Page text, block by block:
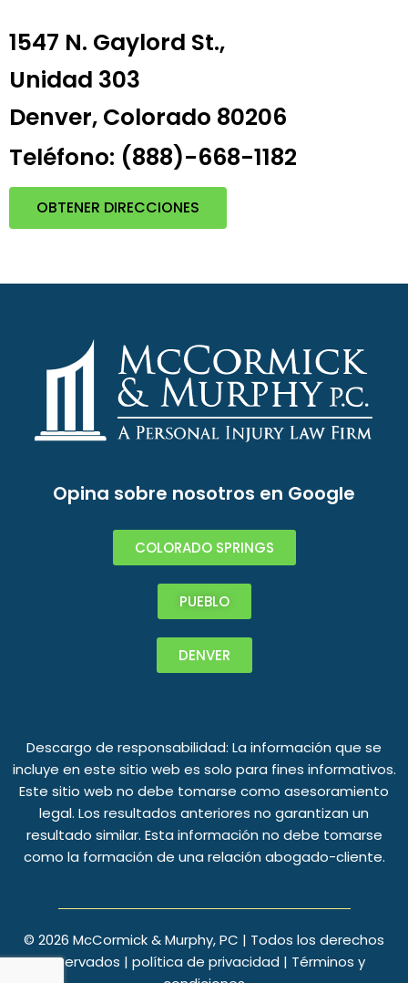
1547 N. Gaylord St.,
Unidad 303
Denver, Colorado 80206
Teléfono: (888)-668-1182
OBTENER DIRECCIONES
Opina sobre nosotros en Google
COLORADO SPRINGS
PUEBLO
DENVER
Descargo de responsabilidad: La información que se
incluye en este sitio web es solo para fines informativos.
Este sitio web no debe tomarse como asesoramiento
legal. Los resultados anteriores no garantizan un
resultado similar. Esta información no debe tomarse
como la formación de una relación abogado-cliente.
© 2026 McCormick & Murphy, PC | Todos los derechos
reservados | política de privacidad | Términos y